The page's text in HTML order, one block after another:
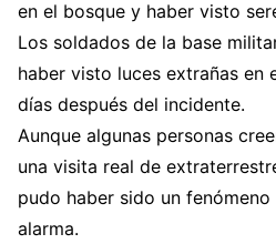
en el bosque y haber visto
Los soldados de la base
haber visto luces extrañas en
días después del incidente.
Aunque algunas personas
una visita real de
pudo haber sido un
alarma.